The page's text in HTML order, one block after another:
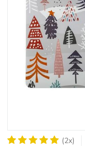
(2x)